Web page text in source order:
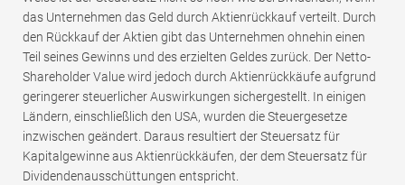
das Unternehmen das Geld durch Aktienrückkauf verteilt. Durch
den Rückkauf der Aktien gibt das Unternehmen ohnehin einen
Teil seines Gewinns und des erzielten Geldes zurück. Der Netto-
Shareholder Value wird jedoch durch Aktienrückkäufe aufgrund
geringerer steuerlicher Auswirkungen sichergestellt. In einigen
Ländern, einschließlich den USA, wurden die Steuergesetze
inzwischen geändert. Daraus resultiert der Steuersatz für
Kapitalgewinne aus Aktienrückkäufen, der dem Steuersatz für
Dividendenausschüttungen entspricht.